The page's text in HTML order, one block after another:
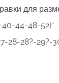
для
44-48-52)”
28-28?-29?-